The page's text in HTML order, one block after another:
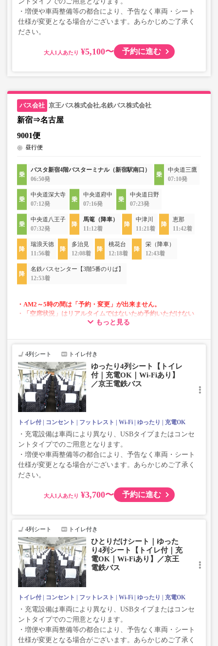
・増便や車両整備等の都合により、予告なく車両・シート
仕様が変更となる場合がございます。あらかじめご了承く
ださい。
大人 ¥5,100〜 予約に進む
京王バス株式会社,名鉄バス株式会社
新宿⇒名古屋
9001便
昼行便
バスタ新宿4階バスターミナル（新宿駅南口）
06:50発
中央道三鷹
07:10発
中央道深大寺
07:12発
中央道府中
07:16発
中央道日野
07:23発
中央道八王子
07:32発
馬篭（降車）
11:12着
中津川
11:21着
恵那
11:42着
瑞浪天徳
11:56着
多治見
12:08着
桃花台
12:18着
栄（降車）
12:43着
名鉄バスセンター【3階5番のりば】
12:53着
・AM2～5時の間は「予約・変更」が出来ません。
・「空席状況」はリアルタイムではないため予約いただけない
ご利用いただけます。車両運用上2席ひとりじめシートがない場
合もございます。
座席やシート設備が変更となる場合がございますので、あらか
じめご了承ください。
もっと見る
4列シート トイレ付き
ゆったり4列シート【トイレ
付｜充電OK｜Wi-Fiあり】
／京王電鉄バス
トイレ付 コンセント フットレスト Wi-Fi ゆったり 充電OK
・充電設備は車両により異なり、USBタイプまたはコンセ
ントタイプでのご用意となります。
・増便や車両整備等の都合により、予告なく車両・シート
仕様が変更となる場合がございます。あらかじめご了承く
ださい。
大人 ¥3,700〜 予約に進む
4列シート トイレ付き
ひとりだけシート｜ゆった
り4列シート【トイレ付｜充
電OK｜Wi-Fiあり】／京王
電鉄バス
トイレ付 コンセント フットレスト Wi-Fi ゆったり 充電OK
・充電設備は車両により異なり、USBタイプまたはコンセ
ントタイプでのご用意となります。
・増便や車両整備等の都合により、予告なく車両・シート
仕様が変更となる場合がございます。あらかじめご了承く